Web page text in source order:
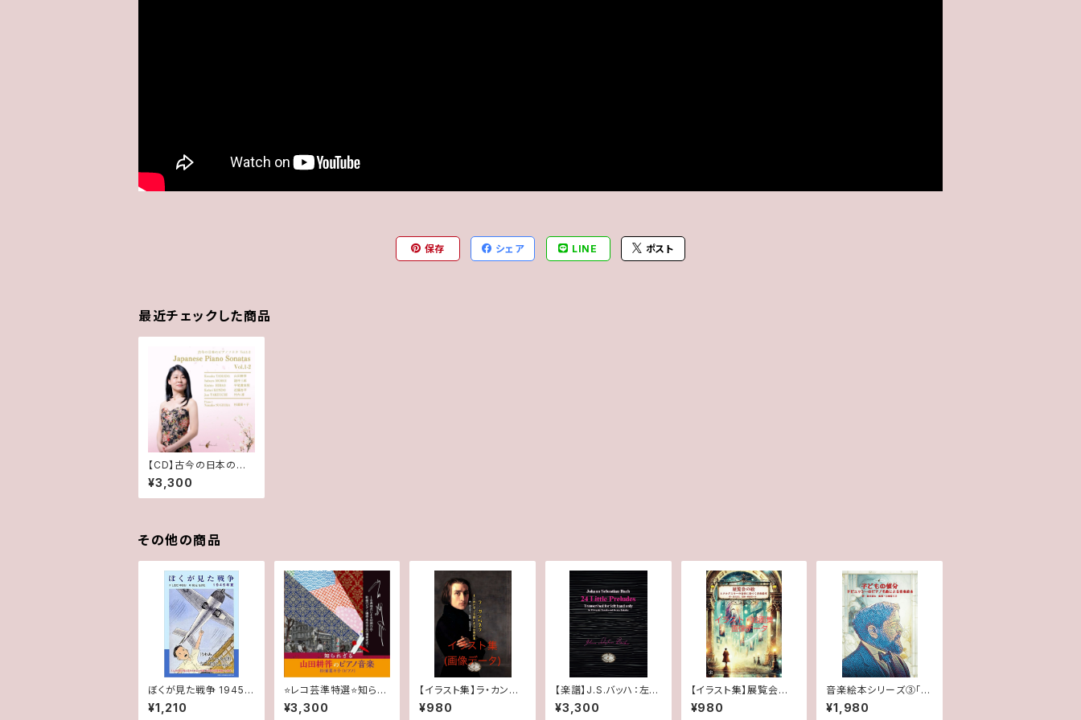
保存 シェア LINE ポスト
最近チェックした商品
【CD】古今の日本のピ
アノ・ソナタVol.1＆Vol.
2（2枚組）杉浦菜々子
（ピアノ）
¥3,300
その他の商品
ぼくが見た戦争 1945年
夏 大型本 – 2016/8/1
文:しまだ ゆきお 絵:秋
¥1,210
⭐️レコ芸準特選⭐️知られ
ざる山田耕筰のピアノ
音楽 ピアノ：杉浦菜々
¥3,300
【イラスト集】ラ・カンパ
ネラ: 12のピアノ名曲に
基づく音楽絵本 」イラス
¥980
【楽譜】J.S.バッハ：左手
のための24の小前奏曲
¥3,300
【イラスト集】展覧会の
絵: ムソルグスキーの音
楽に基づく音楽絵本 掲
¥980
音楽絵本シリーズ③「子
どもの領分～ドビュッシ
ーのピアノ名曲による
¥1,980